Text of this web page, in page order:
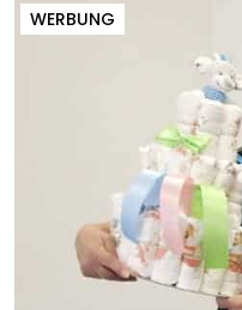
WERBUNG